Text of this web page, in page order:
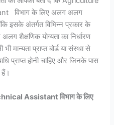
विभाग के लिए अलग अलग
इसके अंतर्गत विभिन्न प्रकार के
शैक्षणिक योग्यता का निर्धारण
मान्यता प्राप्त बोर्ड या संस्था से
प्राप्त होनी चाहिए और जिनके पास
Assistant विभाग के लिए